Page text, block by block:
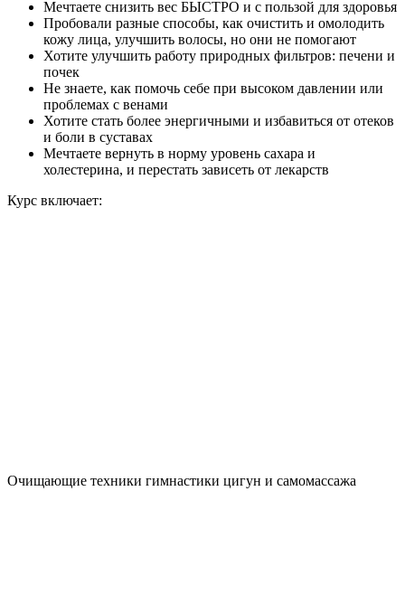
Мечтаете снизить вес БЫСТРО и с пользой для здоровья
Пробовали разные способы, как очистить и омолодить
кожу лица, улучшить волосы, но они не помогают
Хотите улучшить работу природных фильтров: печени и
почек
Не знаете, как помочь себе при высоком давлении или
проблемах с венами
Хотите стать более энергичными и избавиться от отеков
и боли в суставах
Мечтаете вернуть в норму уровень сахара и
холестерина, и перестать зависеть от лекарств
Курс включает:
Очищающие техники гимнастики цигун и самомассажа